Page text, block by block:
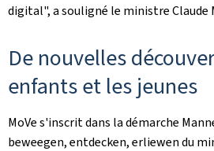
digital", a souligné le ministre Claude
De nouvelles
enfants et les jeunes
MoVes'inscrit dans la démarche
beweegen, entdecken, erliewen du